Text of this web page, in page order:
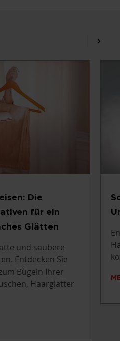
Die
für ein
Glätten
und saubere
Entdecken Sie
Bügeln Ihrer
Haarglätter